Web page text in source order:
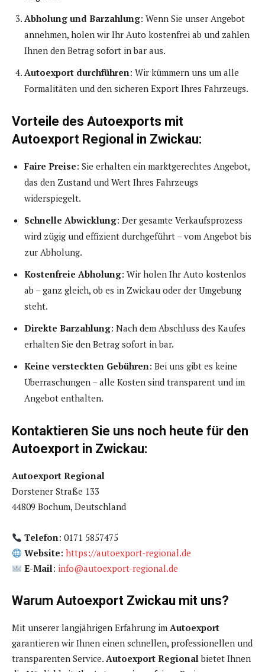
Abholung und Barzahlung: Wenn Sie unser Angebot
annehmen, holen wir Ihr Auto kostenfrei ab und zahlen
Ihnen den Betrag sofort in bar aus.
Autoexport durchführen: Wir kümmern uns um alle
Formalitäten und den sicheren Export Ihres Fahrzeugs.
Vorteile des Autoexports mit
Autoexport Regional in Zwickau:
Faire Preise: Sie erhalten ein marktgerechtes Angebot,
das den Zustand und Wert Ihres Fahrzeugs
widerspiegelt.
Schnelle Abwicklung: Der gesamte Verkaufsprozess
wird zügig und effizient durchgeführt – vom Angebot bis
zur Abholung.
Kostenfreie Abholung: Wir holen Ihr Auto kostenlos
ab – ganz gleich, ob es in Zwickau oder der Umgebung
steht.
Direkte Barzahlung: Nach dem Abschluss des Kaufes
erhalten Sie den Betrag sofort in bar.
Keine versteckten Gebühren: Bei uns gibt es keine
Überraschungen – alle Kosten sind transparent und im
Angebot enthalten.
Kontaktieren Sie uns noch heute für den
Autoexport in Zwickau:
Autoexport Regional
Dorstener Straße 133
44809 Bochum, Deutschland
Telefon: 0171 5857475
Website:https://autoexport-regional.de
E-Mail: info@autoexport-regional.de
Warum Autoexport Zwickau mit uns?
Mit unserer langjährigen Erfahrung im Autoexport
garantieren wir Ihnen einen schnellen, professionellen und
transparenten Service. Autoexport Regionalbietet Ihnen